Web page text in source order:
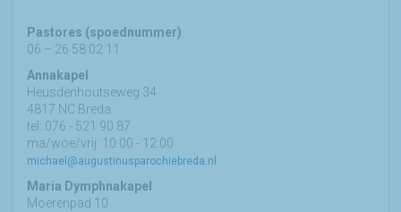
Pastores (spoednummer)
06 – 26 58 02 11
Annakapel
Heusdenhoutseweg 34
4817 NC Breda
tel: 076 - 521 90 87
ma/woe/vrij: 10:00 - 12:00
michael@augustinusparochiebreda.nl
Maria Dymphnakapel
Moerenpad 10